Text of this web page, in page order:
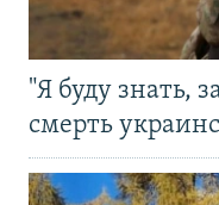
"Я буду знать,
смерть